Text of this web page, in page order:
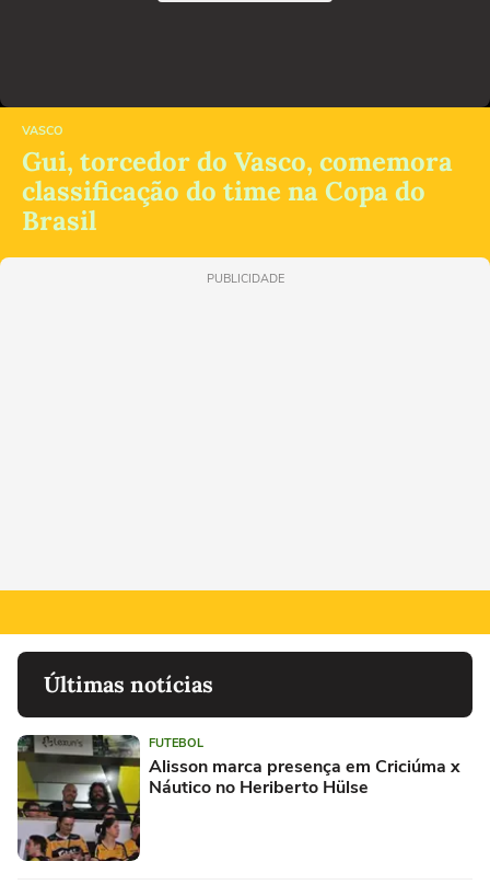
VASCO
Gui, torcedor do Vasco, comemora
classificação do time na Copa do
Brasil
PUBLICIDADE
Últimas notícias
FUTEBOL
Alisson marca presença em Criciúma x
Náutico no Heriberto Hülse